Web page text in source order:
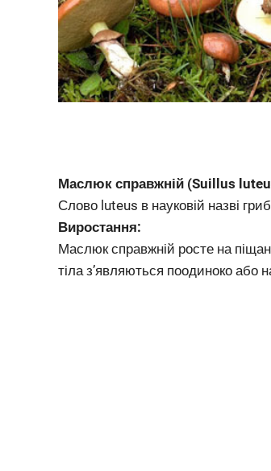
Маслюк справжній (Suillus
Слово luteus в науковій назві
Виростання:
Маслюк справжній росте на
тіла з’являються поодиноко або